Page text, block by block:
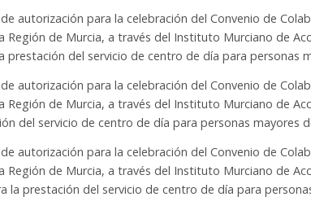
autorización para la celebración del Convenio de
Región de Murcia, a través del Instituto Murciano de
prestación del servicio de centro de día para personas
autorización para la celebración del Convenio de
Región de Murcia, a través del Instituto Murciano de
del servicio de centro de día para personas mayores
autorización para la celebración del Convenio de
Región de Murcia, a través del Instituto Murciano de
la prestación del servicio de centro de día para